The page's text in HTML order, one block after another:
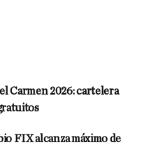
Carmen 2026: cartelera
FIX alcanza máximo de